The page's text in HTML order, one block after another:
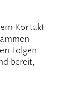
Kontakt
Folgen
bereit,